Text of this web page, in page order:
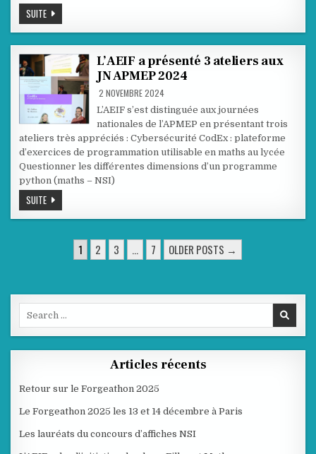
SUITELE
FORGEATHON
2024
L’AEIF a présenté 3 ateliers aux
JN APMEP 2024
2 NOVEMBRE 2024
L’AEIF s’est distinguée aux journées
nationales de l’APMEP en présentant trois
ateliers très appréciés : Cybersécurité CodEx : plateforme
d’exercices de programmation utilisable en maths au lycée
Questionner les différentes dimensions d’un programme
python (maths – NSI)
SUITEL’AEIF
A
PRÉSENTÉ
ATELIERS
PAGINATION
PUBLICATIONS
1 2 3 … 7 OLDER POSTS →
Articles récents
Retour sur le Forgeathon 2025
Le Forgeathon 2025 les 13 et 14 décembre à Paris
Les lauréats du concours d’affiches NSI